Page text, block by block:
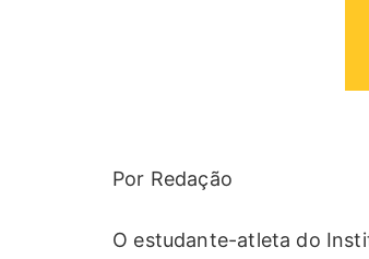
Por Redação
O estudante-atleta do